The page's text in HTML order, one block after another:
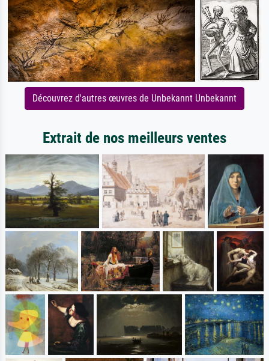
Découvrez d'autres œuvres de Unbekannt Unbekannt
Extrait de nos meilleurs ventes